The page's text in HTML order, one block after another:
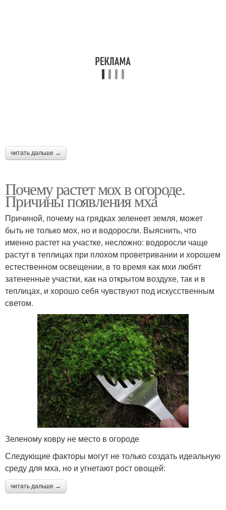
читать дальше →
Почему растет мох в огороде.
Причины появления мха
Причиной, почему на грядках зеленеет земля, может
быть не только мох, но и водоросли. Выяснить, что
именно растет на участке, несложно: водоросли чаще
растут в теплицах при плохом проветривании и хорошем
естественном освещении, в то время как мхи любят
затененные участки, как на открытом воздухе, так и в
теплицах, и хорошо себя чувствуют под искусственным
светом.
Зеленому ковру не место в огороде
Следующие факторы могут не только создать идеальную
среду для мха, но и угнетают рост овощей:
читать дальше →